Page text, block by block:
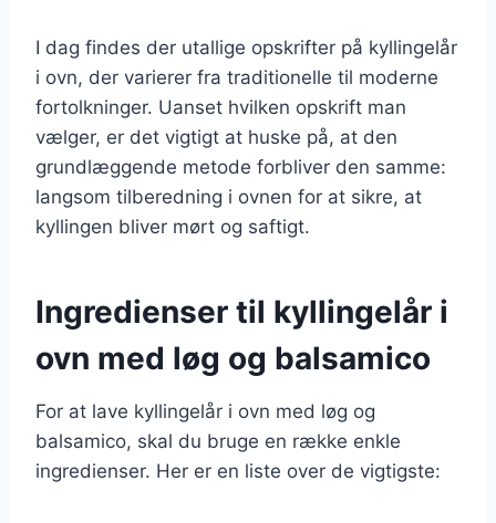
I dag findes der utallige opskrifter på kyllingelår
i ovn, der varierer fra traditionelle til moderne
fortolkninger. Uanset hvilken opskrift man
vælger, er det vigtigt at huske på, at den
grundlæggende metode forbliver den samme:
langsom tilberedning i ovnen for at sikre, at
kyllingen bliver mørt og saftigt.
Ingredienser til kyllingelår i
ovn med løg og balsamico
For at lave kyllingelår i ovn med løg og
balsamico, skal du bruge en række enkle
ingredienser. Her er en liste over de vigtigste: